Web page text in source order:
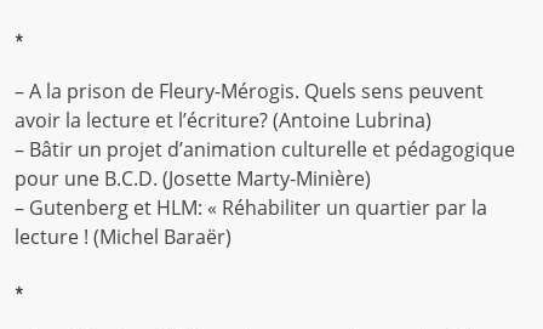
*
– A la prison de Fleury-Mérogis. Quels sens peuvent
avoir la lecture et l’écriture? (Antoine Lubrina)
– Bâtir un projet d’animation culturelle et pédagogique
pour une B.C.D. (Josette Marty-Minière)
– Gutenberg et HLM: « Réhabiliter un quartier par la
lecture ! (Michel Baraër)
*